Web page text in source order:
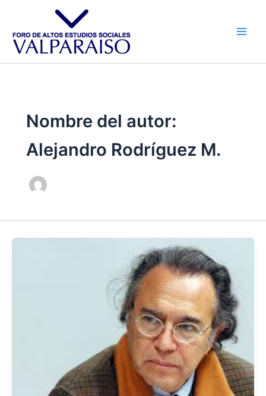
contenido
Nombre del autor:
Alejandro Rodríguez M.